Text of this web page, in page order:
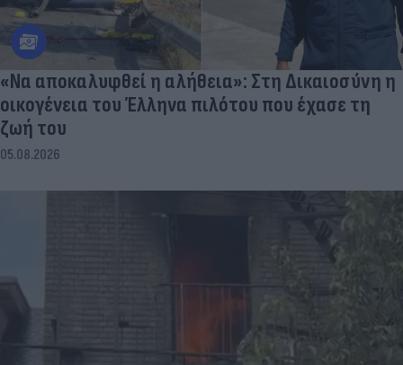
«Να αποκαλυφθεί η αλήθεια»: Στη Δικαιοσύνη η
οικογένεια του Έλληνα πιλότου που έχασε τη
ζωή του
05.08.2026